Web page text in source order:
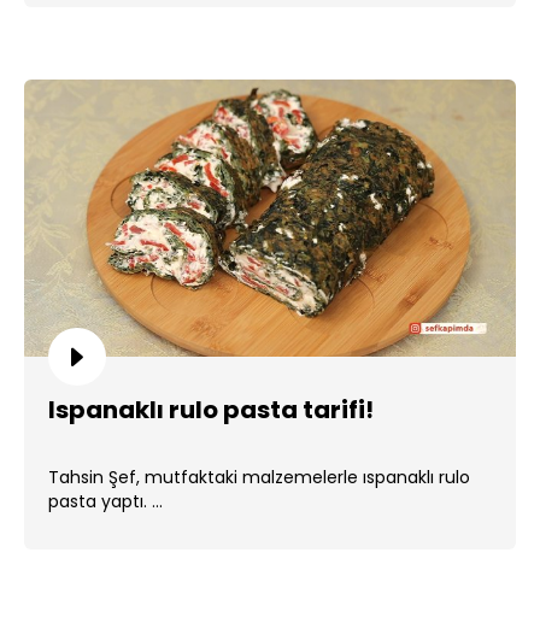
Ispanaklı rulo pasta tarifi!
Tahsin Şef, mutfaktaki malzemelerle ıspanaklı rulo
pasta yaptı. ...